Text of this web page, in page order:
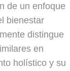
de un enfoque
bienestar
distingue
en
holístico y su